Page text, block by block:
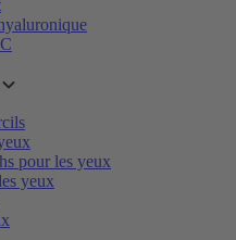
pour les yeux
yeux